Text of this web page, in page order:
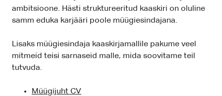
ambitsioone. Hästi struktureeritud kaaskiri on oluline
samm eduka karjääri poole müügiesindajana.
Lisaks müügiesindaja kaaskirjamallile pakume veel
mitmeid teisi sarnaseid malle, mida soovitame teil
tutvuda.
Müügijuht CV